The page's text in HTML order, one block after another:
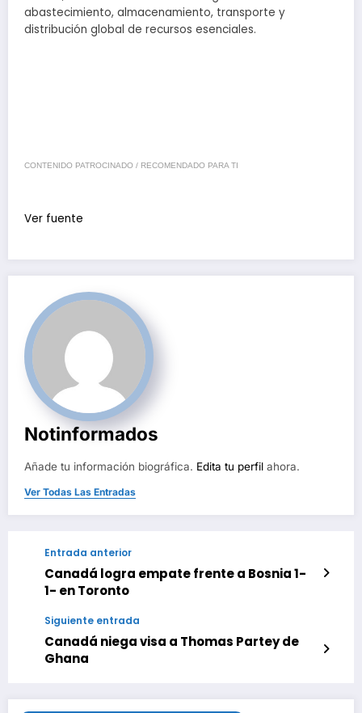
abastecimiento, almacenamiento, transporte y
distribución global de recursos esenciales.
CONTENIDO PATROCINADO / RECOMENDADO PARA TI
Ver fuente
Notinformados
Añade tu información biográfica. Edita tu perfil ahora.
Ver Todas Las Entradas
Entrada anterior
Canadá logra empate frente a Bosnia 1-
1- en Toronto
Siguiente entrada
Canadá niega visa a Thomas Partey de
Ghana